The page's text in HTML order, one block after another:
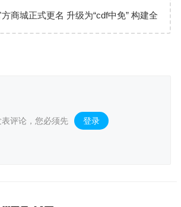
商城正式更名 升级为“cdf中免” 构建全
表评论，您必须先 登录 。